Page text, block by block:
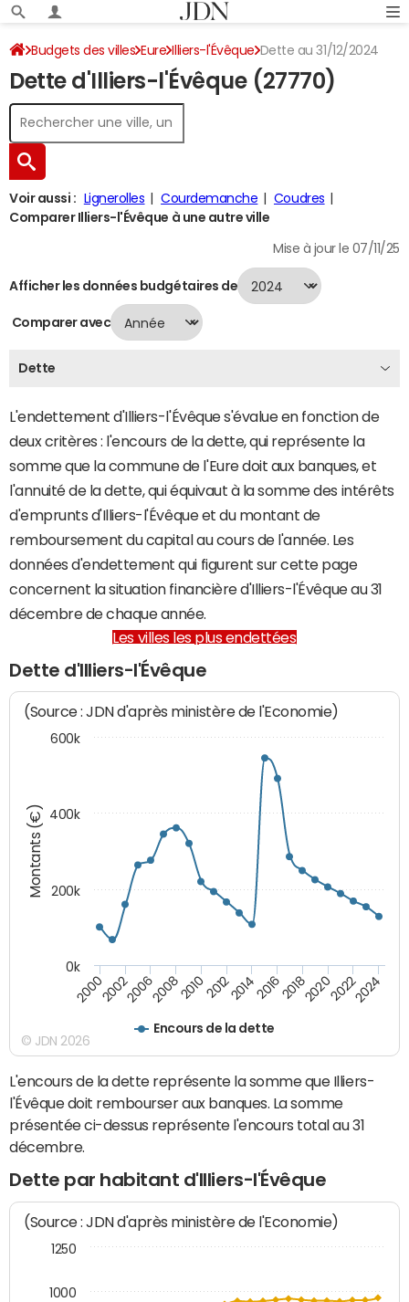
Budgets des villes Eure Illiers-l'Évêque Dette au 31/12/2024
Dette d'Illiers-l'Évêque (27770)
Voir aussi : Lignerolles Courdemanche
Coudres
Comparer Illiers-l'Évêque à une autre ville
Mise à jour le 07/11/25
Afficher les données budgétaires de
Comparer avec
Dette
L'endettement d'Illiers-l'Évêque s'évalue en fonction de
deux critères : l'encours de la dette, qui représente la
somme que la commune de l'Eure doit aux banques, et
l'annuité de la dette, qui équivaut à la somme des intérêts
d'emprunts d'Illiers-l'Évêque et du montant de
remboursement du capital au cours de l'année. Les
données d'endettement qui figurent sur cette page
concernent la situation financière d'Illiers-l'Évêque au 31
décembre de chaque année.
Les villes les plus endettées
Dette d'Illiers-l'Évêque
Montants (€)
(Source : JDN d'après ministère de l'Economie)
Encours de la dette
200020022006200820102012201420162018202020222024
0k
200k
400k
600k
© JDN 2026
L'encours de la dette représente la somme que Illiers-
l'Évêque doit rembourser aux banques. La somme
présentée ci-dessus représente l'encours total au 31
décembre.
Dette par habitant d'Illiers-l'Évêque
(Source : JDN d'après ministère de l'Economie)
1000
1250